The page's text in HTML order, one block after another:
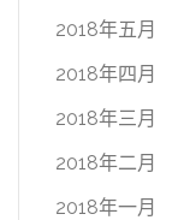
2018年五月
2018年四月
2018年三月
2018年二月
2018年一月